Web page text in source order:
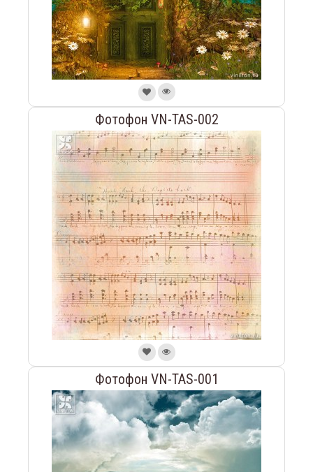
Фотофон VN-TAS-002
Фотофон VN-TAS-001